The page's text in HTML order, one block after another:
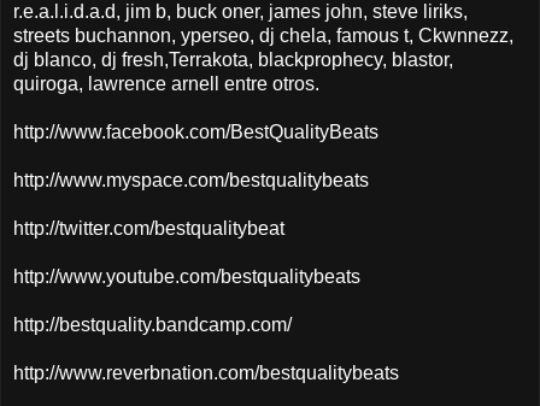
r.e.a.l.i.d.a.d, jim b, buck oner, james john, steve liriks,
streets buchannon, yperseo, dj chela, famous t, Ckwnnezz,
dj blanco, dj fresh,Terrakota, blackprophecy, blastor,
quiroga, lawrence arnell entre otros.
http://www.facebook.com/BestQualityBeats
http://www.myspace.com/bestqualitybeats
http://twitter.com/bestqualitybeat
http://www.youtube.com/bestqualitybeats
http://bestquality.bandcamp.com/
http://www.reverbnation.com/bestqualitybeats